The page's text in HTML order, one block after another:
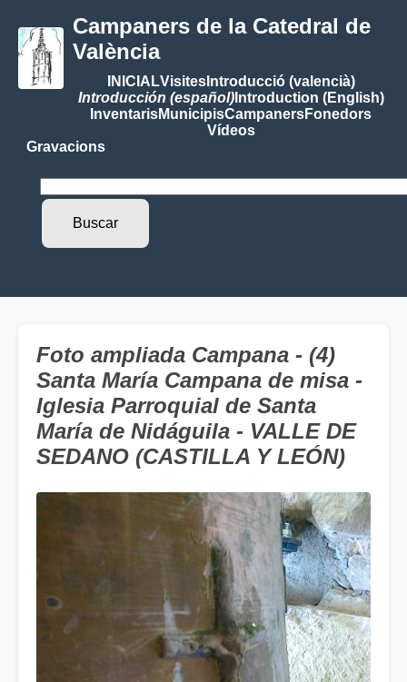
Campaners de la Catedral de
València
INICIALVisitesIntroducció (valencià)
Introducción (español)Introduction (English)
InventarisMunicipisCampanersFonedors
Vídeos
Gravacions
Foto ampliada Campana - (4)
Santa María Campana de misa -
Iglesia Parroquial de Santa
María de Nidáguila - VALLE DE
SEDANO (CASTILLA Y LEÓN)